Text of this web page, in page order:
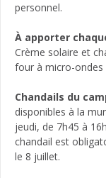
personnel.
À apporter
Crème solaire et
four à micro-ondes
Chandails du
disponibles à la
jeudi, de 7h45 à
chandail est
le 8 juillet.